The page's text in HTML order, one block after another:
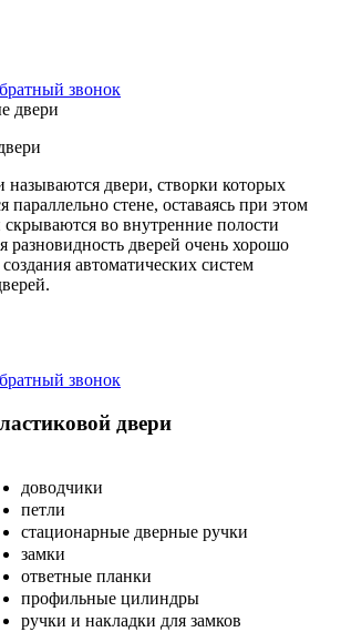
звонок
двери, створки которых
параллельно стене, оставаясь при этом
во внутренние полости
разновидность дверей очень хорошо
автоматических систем
звонок
двери
доводчики
петли
стационарные дверные ручки
замки
ответные планки
профильные цилиндры
ручки и накладки для замков